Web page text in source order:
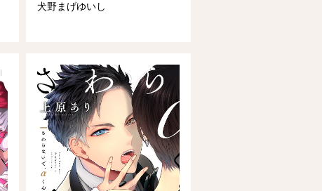
犬野まげゆいし